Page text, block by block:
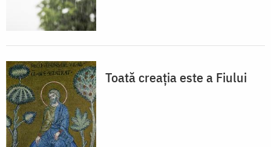
Toată creaţia este a Fiului